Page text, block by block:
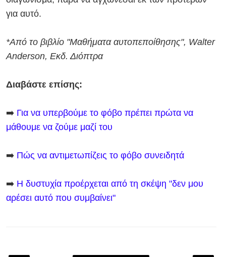
για αυτό.
*Από το βιβλίο "Μαθήματα αυτοπεποίθησης", Walter
Anderson, Εκδ. Διόπτρα
Διαβάστε επίσης:
➡️ Για να υπερβούμε το φόβο πρέπει πρώτα να
μάθουμε να ζούμε μαζί του
➡️ Πώς να αντιμετωπίζεις το φόβο συνειδητά
➡️ Η δυστυχία προέρχεται από τη σκέψη "δεν μου
αρέσει αυτό που συμβαίνει"